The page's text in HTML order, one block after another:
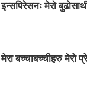
इन्सपिरेसनः मेरो
मेरा बच्चाबच्चीहरु मेरो